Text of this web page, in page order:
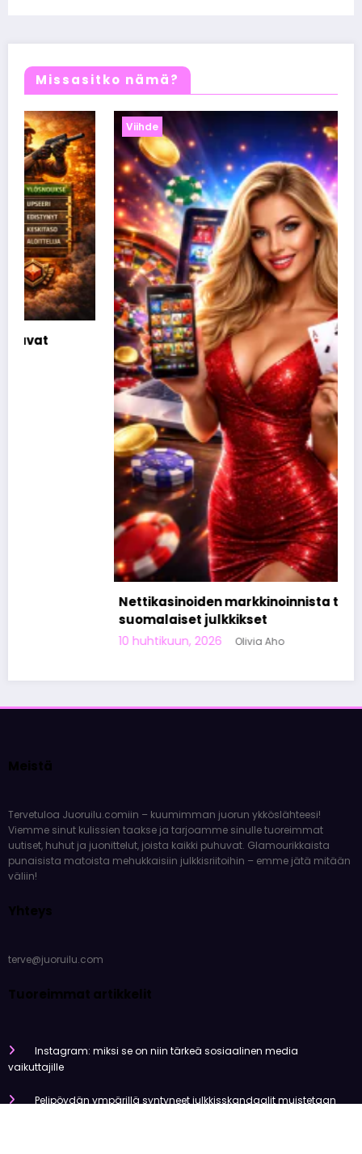
Missasitko nämä?
Viihde
Nettikasinoiden markkinoinnista tunnetut
suomalaiset julkkikset
10 huhtikuun, 2026 Olivia Aho
Meistä
Tervetuloa Juoruilu.comiin – kuumimman juorun ykköslähteesi!
Viemme sinut kulissien taakse ja tarjoamme sinulle tuoreimmat
uutiset, huhut ja juonittelut, joista kaikki puhuvat. Glamourikkaista
punaisista matoista mehukkaisiin julkkisriitoihin – emme jätä mitään
väliin!
Yhteys
terve@juoruilu.com
Tuoreimmat artikkelit
Instagram: miksi se on niin tärkeä sosiaalinen media
vaikuttajille
Pelipöydän ympärillä syntyneet julkkisskandaalit muistetaan